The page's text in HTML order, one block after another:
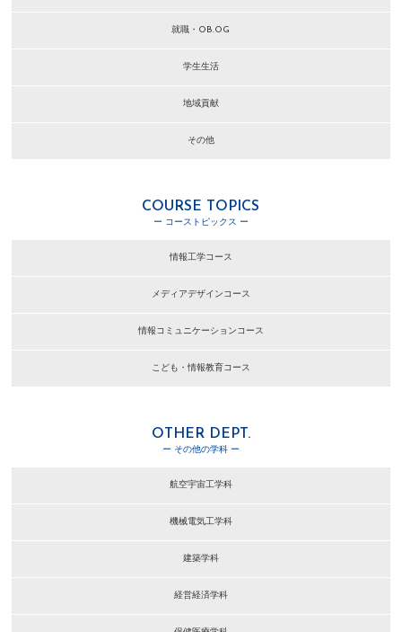
就職・OB.OG
学生生活
地域貢献
その他
COURSE TOPICS
ー コーストピックス ー
情報工学コース
メディアデザインコース
情報コミュニケーションコース
こども・情報教育コース
OTHER DEPT.
ー その他の学科 ー
航空宇宙工学科
機械電気工学科
建築学科
経営経済学科